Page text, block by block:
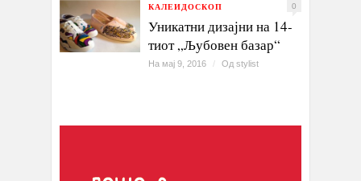
КАЛЕИДОСКОП 0
Уникатни дизајни на 14-
тиот „Љубовен базар“
На мај 9, 2016 / Од stylist